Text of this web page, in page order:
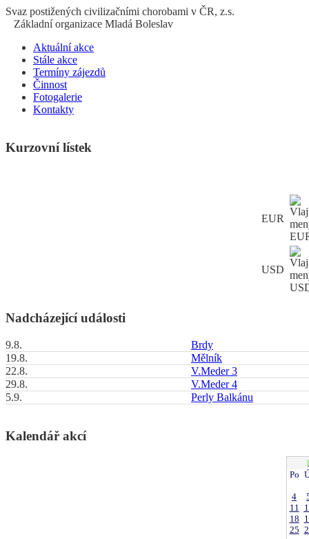
Svaz postižených civilizačními chorobami v ČR, z.s.
Základní organizace Mladá Boleslav
Aktuální akce
Stále akce
Termíny zájezdů
Činnost
Fotogalerie
Kontakty
Kurzovní lístek
EUR
USD
Nadcházející události
9.8.
Brdy
19.8.
Mělník
22.8.
V.Meder 3
29.8.
V.Meder 4
5.9.
Perly Balkánu
Kalendář akcí
Po
4
11
18
25